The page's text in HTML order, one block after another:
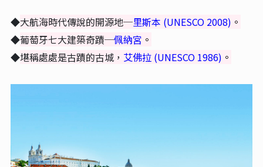
◆大航海時代傳說的開源地─里斯本 (UNESCO 2008) 。
◆葡萄牙七大建築奇蹟─佩納宮 。
◆堪稱處處是古蹟的古城， 艾佛拉 (UNESCO 1986) 。